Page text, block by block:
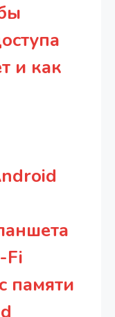
и как
Fi
памяти